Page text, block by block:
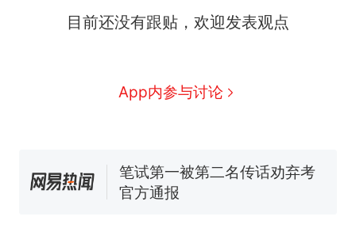
目前还没有跟贴，欢迎发表观点
App内参与讨论
号，仅凭视频评出？中国烹饪
140多朵
美国渔民钓获鲨鱼徒手将其拽
回大海 目击者直呼震惊 （视频
热 那个在床头放菜刀的女孩，
因老师一句“跟我回家”改写了